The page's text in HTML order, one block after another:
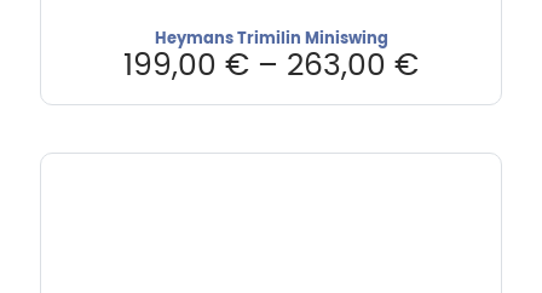
Heymans Trimilin Miniswing
199,00 € – 263,00 €